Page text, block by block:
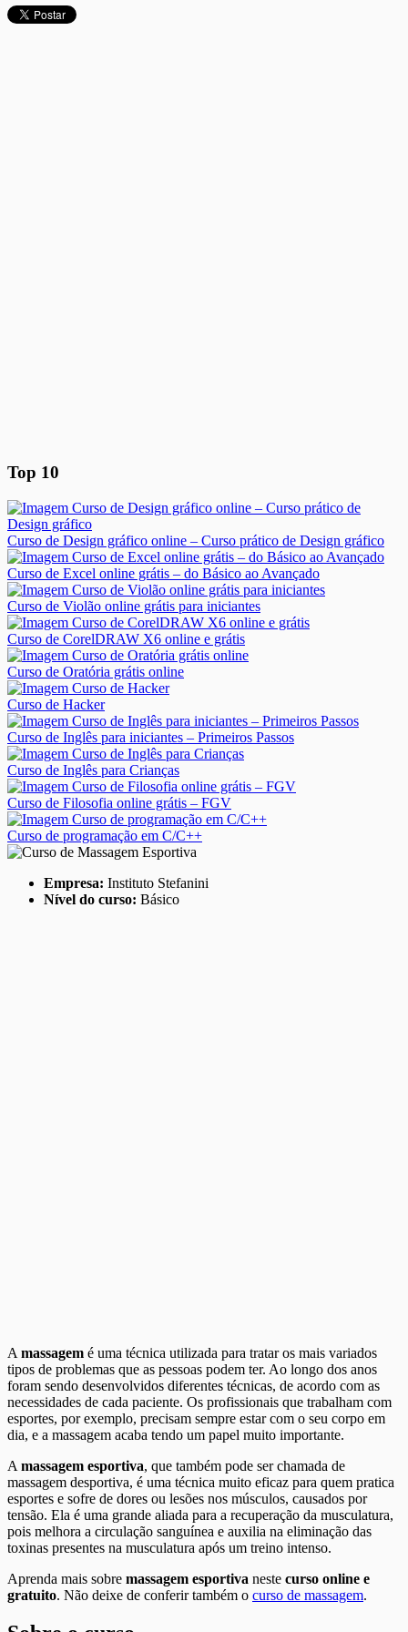
Top 10
Curso de Design gráfico online – Curso prático de Design gráfico
Curso de Excel online grátis – do Básico ao Avançado
Curso de Violão online grátis para iniciantes
Curso de CorelDRAW X6 online e grátis
Curso de Oratória grátis online
Curso de Hacker
Curso de Inglês para iniciantes – Primeiros Passos
Curso de Inglês para Crianças
Curso de Filosofia online grátis – FGV
Curso de programação em C/C++
Empresa: Instituto Stefanini
Nível do curso: Básico
A massagem é uma técnica utilizada para tratar os mais variados
tipos de problemas que as pessoas podem ter. Ao longo dos anos
foram sendo desenvolvidos diferentes técnicas, de acordo com as
necessidades de cada paciente. Os profissionais que trabalham com
esportes, por exemplo, precisam sempre estar com o seu corpo em
dia, e a massagem acaba tendo um papel muito importante.
A massagem esportiva, que também pode ser chamada de
massagem desportiva, é uma técnica muito eficaz para quem pratica
esportes e sofre de dores ou lesões nos músculos, causados por
tensão. Ela é uma grande aliada para a recuperação da musculatura,
pois melhora a circulação sanguínea e auxilia na eliminação das
toxinas presentes na musculatura após um treino intenso.
Aprenda mais sobre massagem esportiva neste curso online e
gratuito. Não deixe de conferir também o curso de massagem.